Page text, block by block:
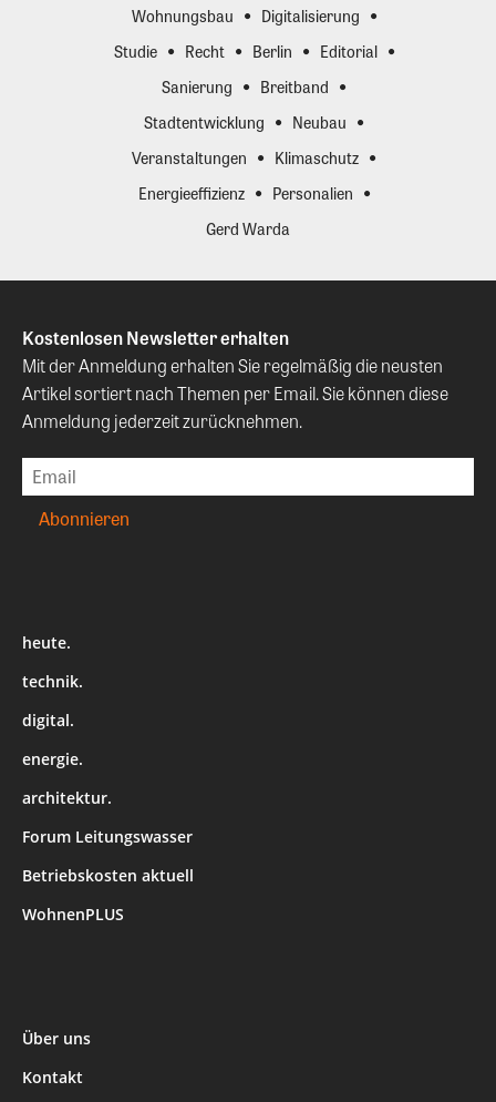
Wohnungsbau
Digitalisierung
Studie
Recht Berlin
Editorial
Sanierung
Breitband
Stadtentwicklung
Neubau
Veranstaltungen
Klimaschutz
Energieeffizienz
Personalien
Gerd Warda
Kostenlosen Newsletter erhalten
Mit der Anmeldung erhalten Sie regelmäßig die neusten
Artikel sortiert nach Themen per Email. Sie können diese
Anmeldung jederzeit zurücknehmen.
heute.
technik.
digital.
energie.
architektur.
Forum Leitungswasser
Betriebskosten aktuell
WohnenPLUS
Über uns
Kontakt